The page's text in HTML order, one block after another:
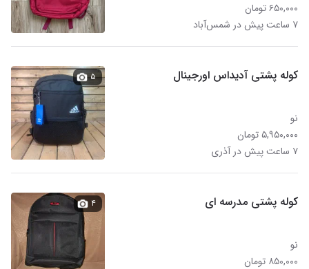
۶۵۰,۰۰۰ تومان
۷ ساعت پیش در شمس‌آباد
کوله پشتی آدیداس اورجینال
نو
۵,۹۵۰,۰۰۰ تومان
۷ ساعت پیش در آذری
۵
کوله پشتی مدرسه ای
نو
۸۵۰,۰۰۰ تومان
۴